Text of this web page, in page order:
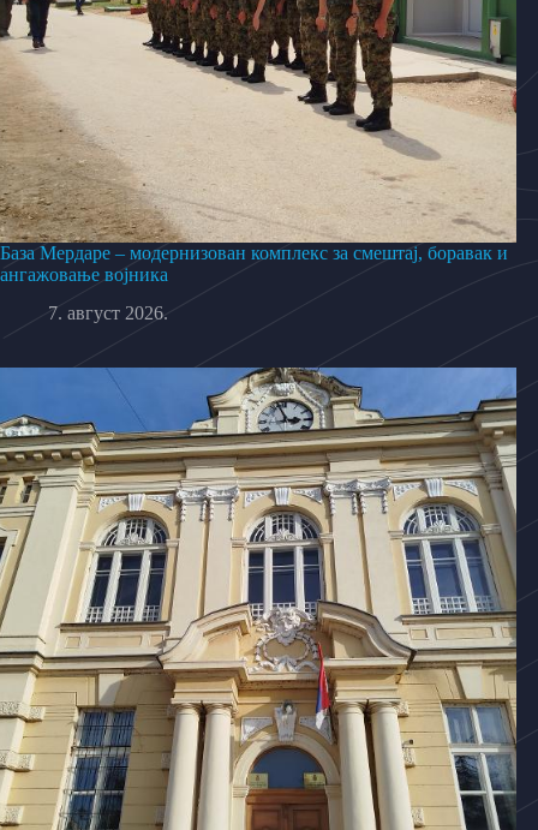
База Мердаре – модернизован комплекс за смештај, боравак и
ангажовање војника
7. август 2026.